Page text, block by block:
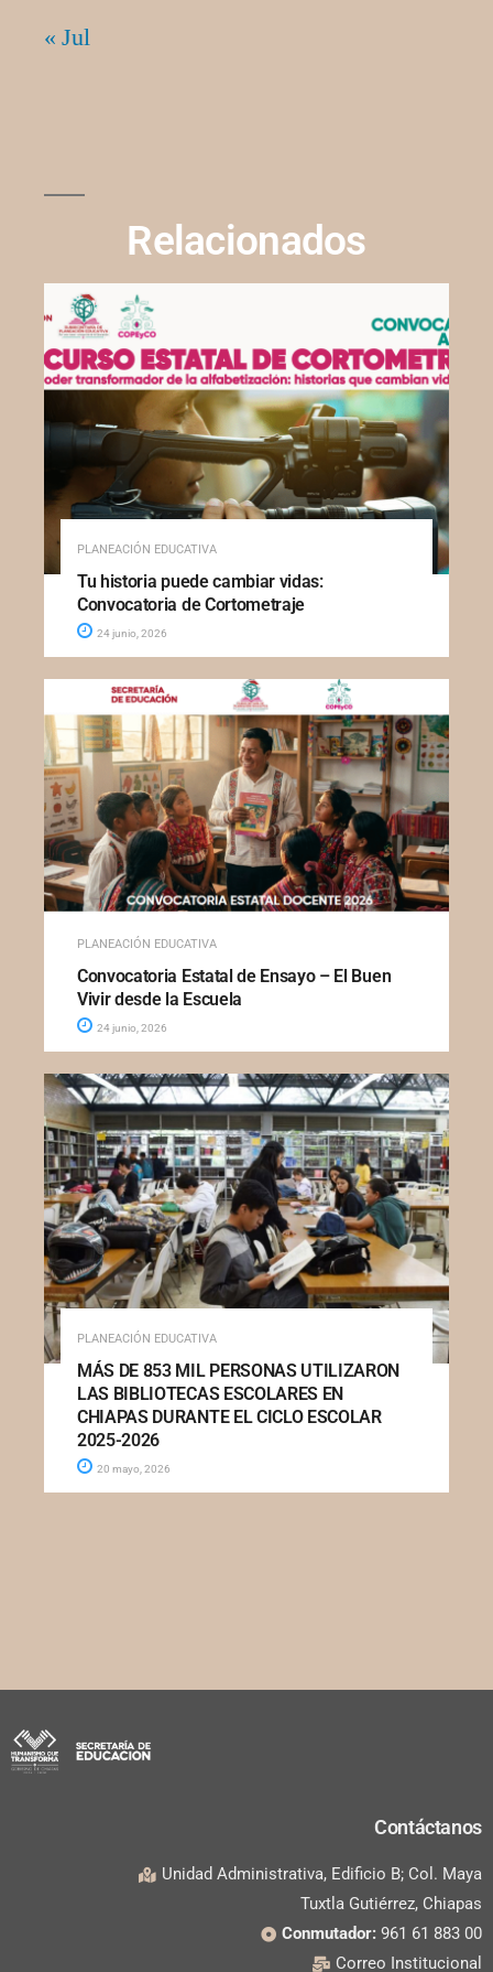
« Jul
Relacionados
PLANEACIÓN EDUCATIVA
Tu historia puede cambiar vidas:
Convocatoria de Cortometraje
24 junio, 2026
PLANEACIÓN EDUCATIVA
Convocatoria Estatal de Ensayo – El Buen
Vivir desde la Escuela
24 junio, 2026
PLANEACIÓN EDUCATIVA
MÁS DE 853 MIL PERSONAS UTILIZARON
LAS BIBLIOTECAS ESCOLARES EN
CHIAPAS DURANTE EL CICLO ESCOLAR
2025-2026
20 mayo, 2026
Contáctanos
Unidad Administrativa, Edificio B; Col. Maya
Tuxtla Gutiérrez, Chiapas
Conmutador: 961 61 883 00
Correo Institucional